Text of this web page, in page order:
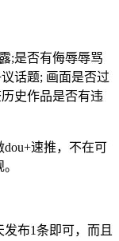
;是否有侮辱辱骂
话题; 画面是否过
史作品是否有违
速推，不在可
布1条即可，而且